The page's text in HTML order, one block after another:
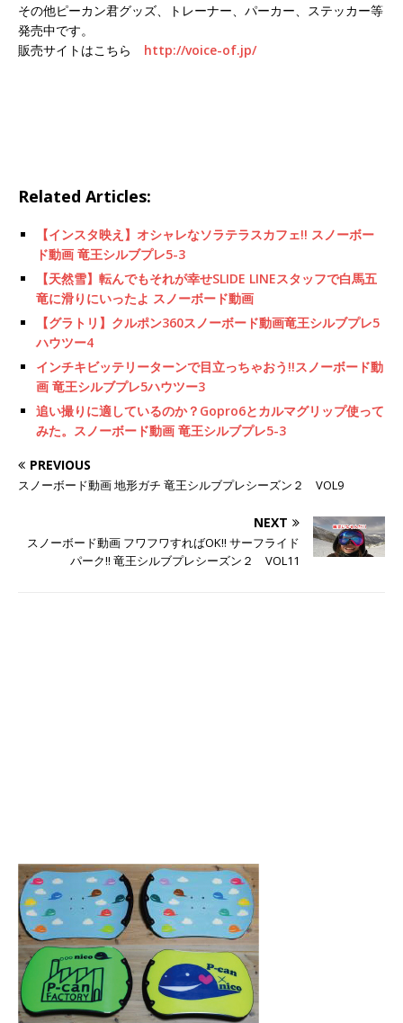
その他ピーカン君グッズ、トレーナー、パーカー、ステッカー等
発売中です。
販売サイトはこちら http://voice-of.jp/
Related Articles:
【インスタ映え】オシャレなソラテラスカフェ!! スノーボー
ド動画 竜王シルブプレ5-3
【天然雪】転んでもそれが幸せSLIDE LINEスタッフで白馬五
竜に滑りにいったよ スノーボード動画
【グラトリ】クルポン360スノーボード動画竜王シルブプレ5
ハウツー4
インチキビッテリーターンで目立っちゃおう!!スノーボード動
画 竜王シルブプレ5ハウツー3
追い撮りに適しているのか？Gopro6とカルマグリップ使って
みた。スノーボード動画 竜王シルブプレ5-3
PREVIOUS
スノーボード動画 地形ガチ 竜王シルブプレシーズン２ VOL9
NEXT
スノーボード動画 フワフワすればOK!! サーフライド
パーク!! 竜王シルブプレシーズン２ VOL11